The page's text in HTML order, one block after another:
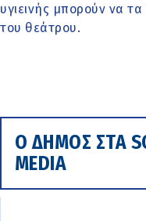
υγιεινής μπορούν να
του θεάτρου.
Ο ΔΗΜΟΣ ΣΤΑ
MEDIA